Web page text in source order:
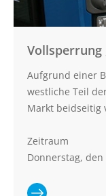
Vollsperrung
Aufgrund einer
westliche Teil
Markt beidseitig
Zeitraum
Donnerstag,